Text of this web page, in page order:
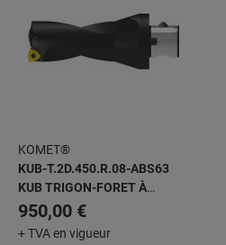
KOMET®
KUB-T.2D.450.R.08-ABS63
KUB TRIGON-FORET À
PLAQUETTES AMOVIBLES
950,00 €
+ TVA en vigueur